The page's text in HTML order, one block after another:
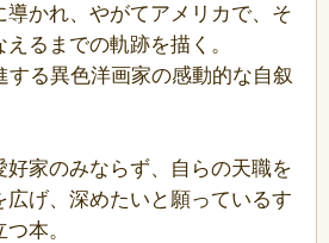
かれ、やがてアメリカで、そ
るまでの軌跡を描く。
する異色洋画家の感動的な自叙
家のみならず、自らの天職を
広げ、深めたいと願っているす
本。